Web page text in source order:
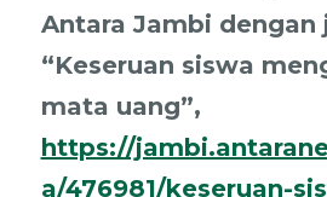
Antara Jambi dengan
“Keseruan siswa
mata uang”,
https://
a/476981/keseruan-